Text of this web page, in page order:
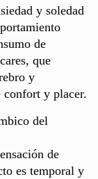
y soledad
de
que
y
confort y placer.
del
de
es temporal y